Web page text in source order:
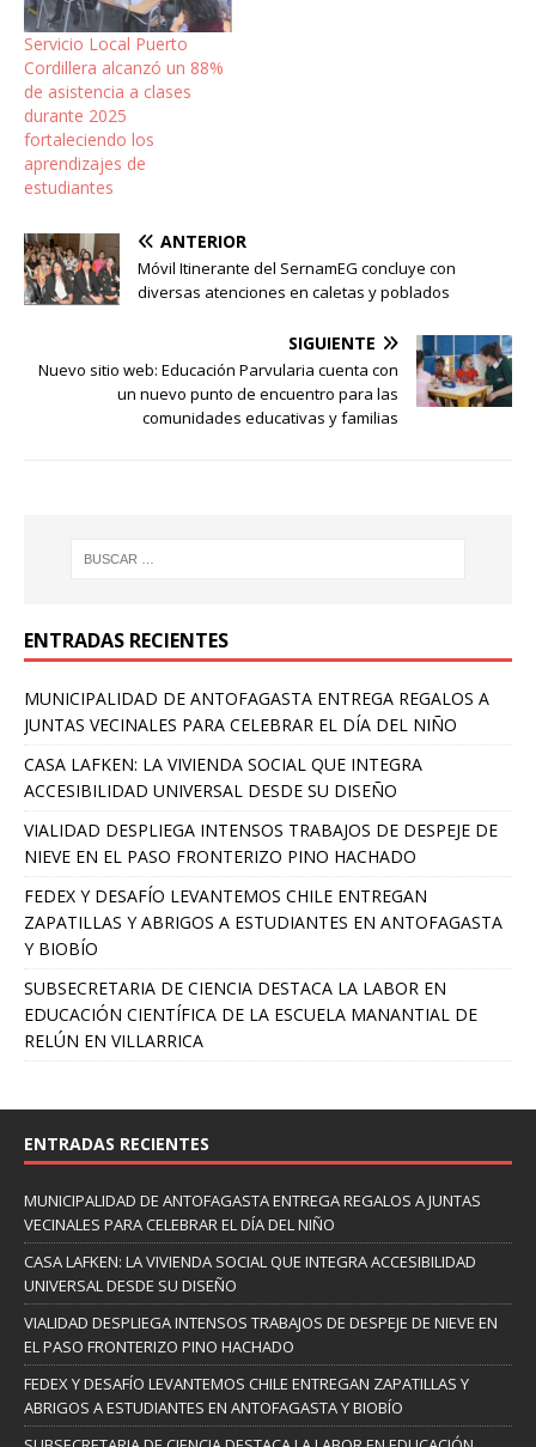
Servicio Local Puerto
Cordillera alcanzó un 88%
de asistencia a clases
durante 2025
fortaleciendo los
aprendizajes de
estudiantes
ANTERIOR
Móvil Itinerante del SernamEG concluye con
diversas atenciones en caletas y poblados
SIGUIENTE
Nuevo sitio web: Educación Parvularia cuenta con
un nuevo punto de encuentro para las
comunidades educativas y familias
ENTRADAS RECIENTES
MUNICIPALIDAD DE ANTOFAGASTA ENTREGA REGALOS A
JUNTAS VECINALES PARA CELEBRAR EL DÍA DEL NIÑO
CASA LAFKEN: LA VIVIENDA SOCIAL QUE INTEGRA
ACCESIBILIDAD UNIVERSAL DESDE SU DISEÑO
VIALIDAD DESPLIEGA INTENSOS TRABAJOS DE DESPEJE DE
NIEVE EN EL PASO FRONTERIZO PINO HACHADO
FEDEX Y DESAFÍO LEVANTEMOS CHILE ENTREGAN
ZAPATILLAS Y ABRIGOS A ESTUDIANTES EN ANTOFAGASTA
Y BIOBÍO
SUBSECRETARIA DE CIENCIA DESTACA LA LABOR EN
EDUCACIÓN CIENTÍFICA DE LA ESCUELA MANANTIAL DE
RELÚN EN VILLARRICA
ENTRADAS RECIENTES
MUNICIPALIDAD DE ANTOFAGASTA ENTREGA REGALOS A JUNTAS
VECINALES PARA CELEBRAR EL DÍA DEL NIÑO
CASA LAFKEN: LA VIVIENDA SOCIAL QUE INTEGRA ACCESIBILIDAD
UNIVERSAL DESDE SU DISEÑO
VIALIDAD DESPLIEGA INTENSOS TRABAJOS DE DESPEJE DE NIEVE EN
EL PASO FRONTERIZO PINO HACHADO
FEDEX Y DESAFÍO LEVANTEMOS CHILE ENTREGAN ZAPATILLAS Y
ABRIGOS A ESTUDIANTES EN ANTOFAGASTA Y BIOBÍO